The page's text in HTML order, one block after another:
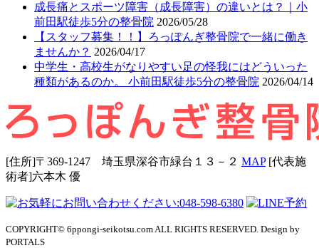
成長痛とスポーツ障害（成長障害）の違いとは？｜小
前田駅徒歩5分の整骨院 2026/05/28
【スタッフ募集！！】ろっぽんぎ整骨院で一緒に働き
ませんか？ 2026/04/17
中学生・高校生がなりやすい足の怪我にはどういった
種類があるのか。 小前田駅徒歩5分の整骨院 2026/04/14
[住所]〒369-1247 埼玉県深谷市緑台１３－２ MAP[代表施
術者]六本⽊ 優
COPYRIGHT© 6ppongi-seikotsu.com ALL RIGHTS RESERVED. Design by
PORTALS